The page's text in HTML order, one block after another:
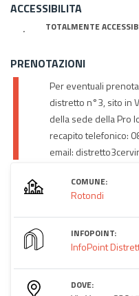
ACCESSIBILITA
TOTALMENTE
PRENOTAZIONI
Per eventuali
distretto n°3, sito in
della sede della Pro
recapito telefonico:
email:
COMUNE:
Rotondi
INFOPOINT:
InfoPoint
DOVE: